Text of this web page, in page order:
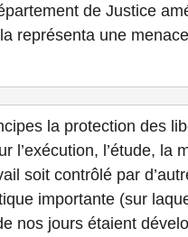
de Justice
représenta une
la protection des
l’exécution, l’étude, la
soit contrôlé par
importante (sur
nos jours étaient